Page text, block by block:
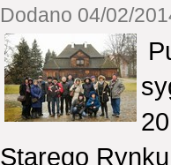
Dodano 04/02/
Starego